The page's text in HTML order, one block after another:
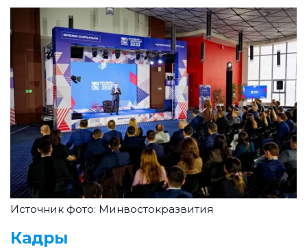
Источник фото: Минвостокразвития
Кадры